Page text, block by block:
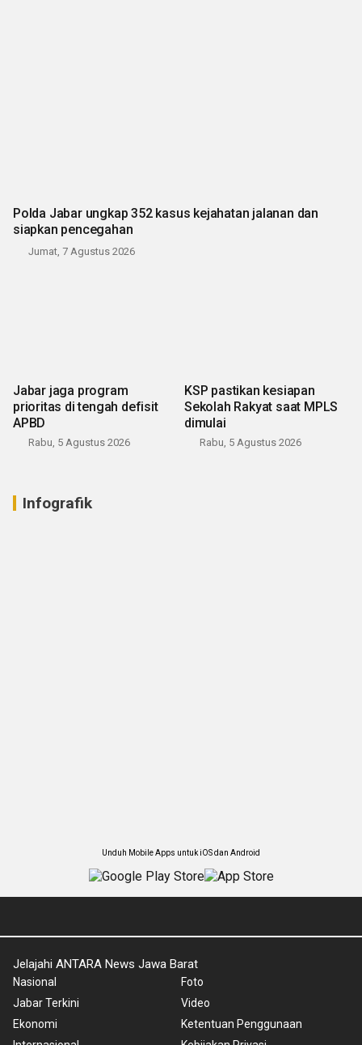
Polda Jabar ungkap 352 kasus kejahatan jalanan dan
siapkan pencegahan
Jumat, 7 Agustus 2026
Jabar jaga program
prioritas di tengah defisit
APBD
Rabu, 5 Agustus 2026
KSP pastikan kesiapan
Sekolah Rakyat saat MPLS
dimulai
Rabu, 5 Agustus 2026
Infografik
Unduh Mobile Apps untuk iOS dan Android
Jelajahi ANTARA News Jawa Barat
Nasional
Jabar Terkini
Ekonomi
Foto
Video
Ketentuan Penggunaan